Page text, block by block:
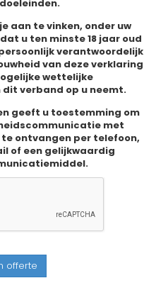
aan te vinken, onder uw
u ten minste 18 jaar oud
verantwoordelijk
van deze verklaring
wettelijke
verband op u neemt.
geeft u toestemming om
met
ontvangen per telefoon,
of een gelijkwaardig